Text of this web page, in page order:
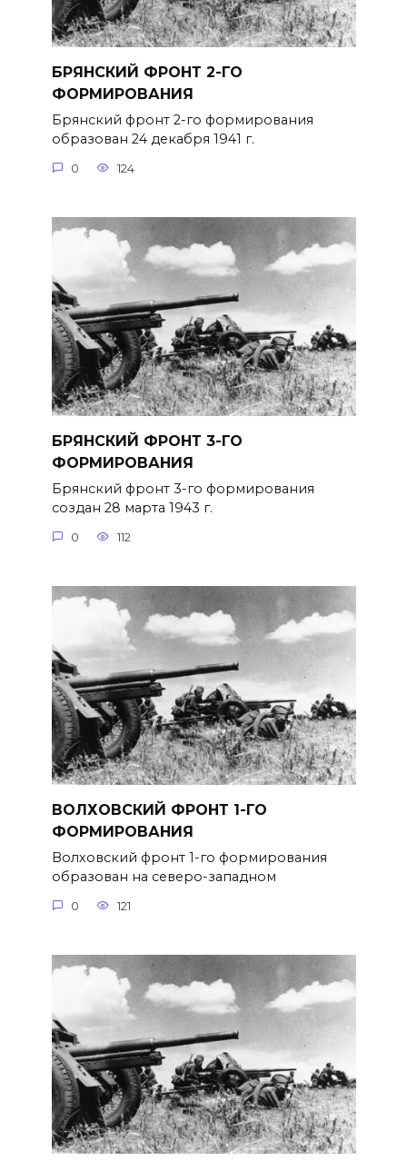
БРЯНСКИЙ ФРОНТ 2-ГО
ФОРМИРОВАНИЯ
Брянский фронт 2-го формирова­ния
образован 24 декабря 1941 г.
0 124
БРЯНСКИЙ ФРОНТ 3-ГО
ФОРМИРОВАНИЯ
Брянский фронт 3-го формирова­ния
создан 28 марта 1943 г.
0 112
ВОЛХОВСКИЙ ФРОНТ 1-ГО
ФОРМИРОВАНИЯ
Волховский фронт 1-го формирова­ния
образован на северо-западном
0 121